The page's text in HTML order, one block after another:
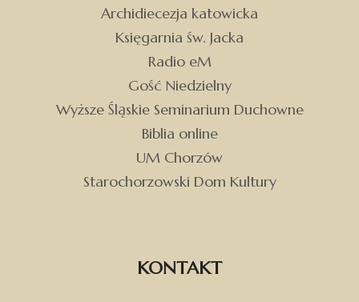
Archidiecezja katowicka
Księgarnia św. Jacka
Radio eM
Gość Niedzielny
Wyższe Śląskie Seminarium Duchowne
Biblia online
UM Chorzów
Starochorzowski Dom Kultury
KONTAKT